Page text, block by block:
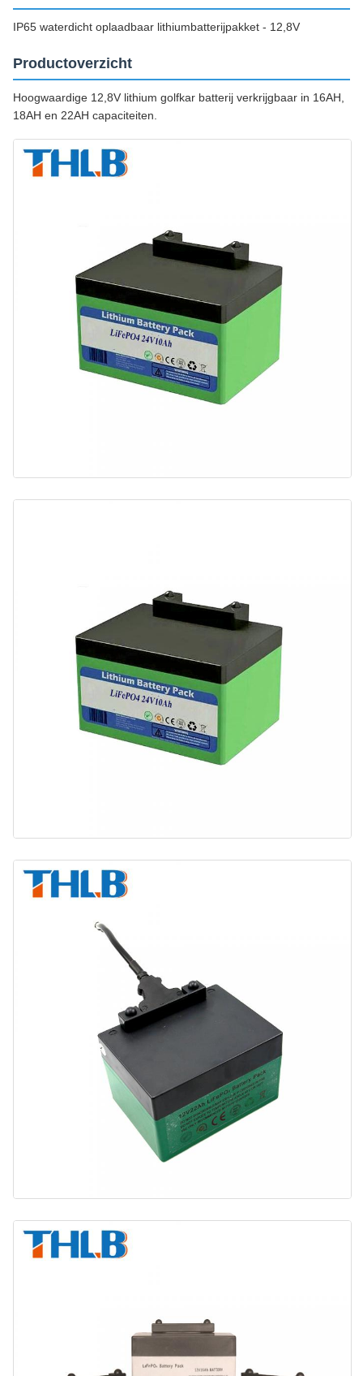
IP65 waterdicht oplaadbaar lithiumbatterijpakket - 12,8V
Productoverzicht
Hoogwaardige 12,8V lithium golfkar batterij verkrijgbaar in 16AH,
18AH en 22AH capaciteiten.